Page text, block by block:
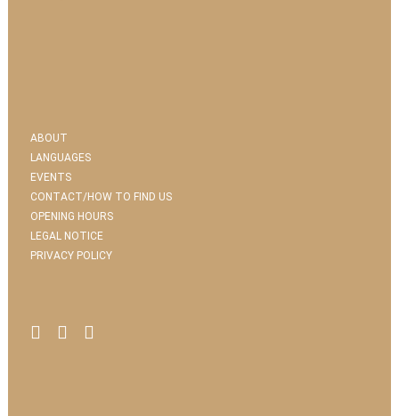
ABOUT
LANGUAGES
EVENTS
CONTACT/HOW TO FIND US
OPENING HOURS
LEGAL NOTICE
PRIVACY POLICY